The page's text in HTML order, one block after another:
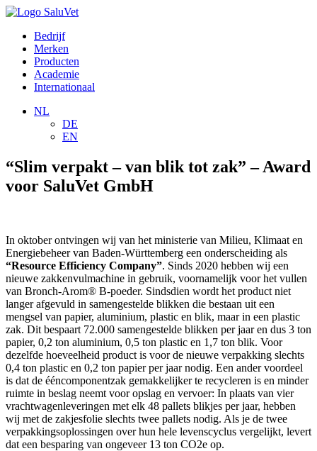
Bedrijf
Merken
Producten
Academie
Internationaal
NL
DE
EN
“Slim verpakt – van blik tot zak” – Award
voor SaluVet GmbH
In oktober ontvingen wij van het ministerie van Milieu, Klimaat en
Energiebeheer van Baden-Württemberg een onderscheiding als
“Resource Efficiency Company”. Sinds 2020 hebben wij een
nieuwe zakkenvulmachine in gebruik, voornamelijk voor het vullen
van Bronch-Arom® B-poeder. Sindsdien wordt het product niet
langer afgevuld in samengestelde blikken die bestaan uit een
mengsel van papier, aluminium, plastic en blik, maar in een plastic
zak. Dit bespaart 72.000 samengestelde blikken per jaar en dus 3 ton
papier, 0,2 ton aluminium, 0,5 ton plastic en 1,7 ton blik. Voor
dezelfde hoeveelheid product is voor de nieuwe verpakking slechts
0,4 ton plastic en 0,2 ton papier per jaar nodig. Een ander voordeel
is dat de ééncomponentzak gemakkelijker te recycleren is en minder
ruimte in beslag neemt voor opslag en vervoer: In plaats van vier
vrachtwagenleveringen met elk 48 pallets blikjes per jaar, hebben
wij met de zakjesfolie slechts twee pallets nodig. Als je de twee
verpakkingsoplossingen over hun hele levenscyclus vergelijkt, levert
dat een besparing van ongeveer 13 ton CO2e op.